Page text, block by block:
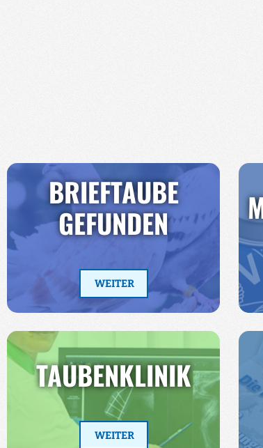
BRIEFTAUBE
GEFUNDEN
WEITER
TAUBENKLINIK
WEITER